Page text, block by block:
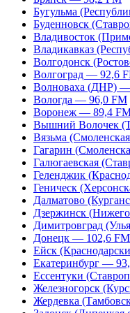
Бугульма
Буденновск
Владивосток
Владикавказ
Волгодонск
Волгоград — 92,6
Волноваха (ДНР)
Вологда — 96,0 FM
Воронеж — 89,4
Вышний Волочек
Вязьма
Гагарин
Галюгаевская
Геленджик
Геническ
Далматово
Дзержинск
Димитровград
Донецк — 102,6 FM
Ейск
Екатеринбург —
Ессентуки
Железногорск
Жердевка